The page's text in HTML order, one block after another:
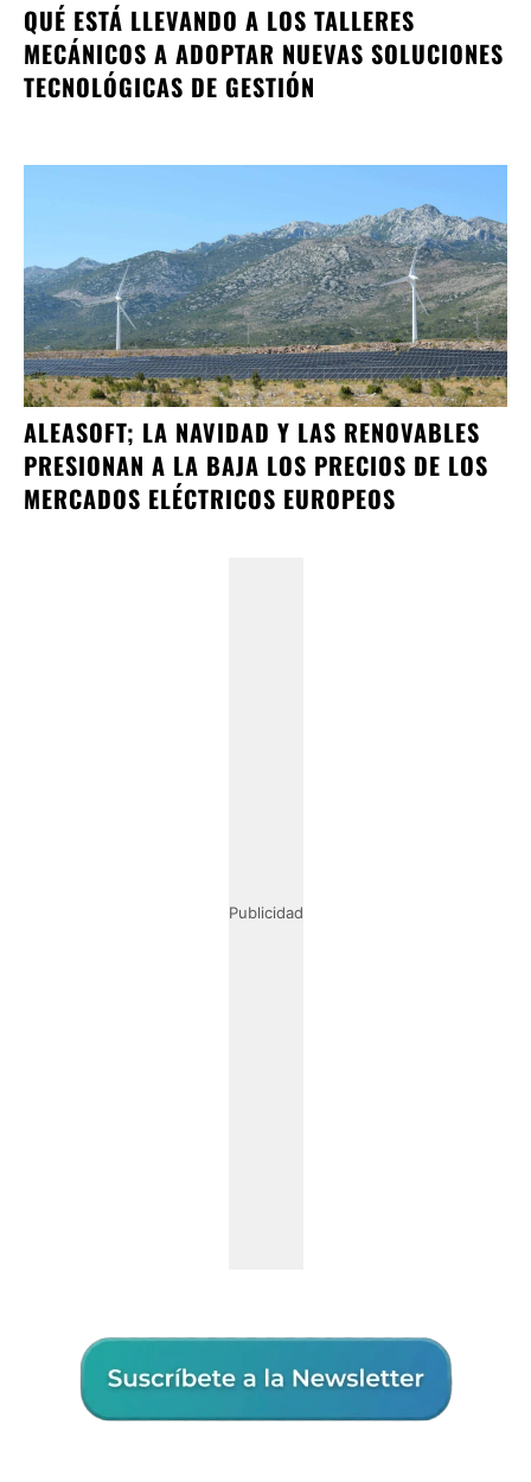
QUÉ ESTÁ LLEVANDO A LOS TALLERES
MECÁNICOS A ADOPTAR NUEVAS SOLUCIONES
TECNOLÓGICAS DE GESTIÓN
ALEASOFT; LA NAVIDAD Y LAS RENOVABLES
PRESIONAN A LA BAJA LOS PRECIOS DE LOS
MERCADOS ELÉCTRICOS EUROPEOS
Publicidad